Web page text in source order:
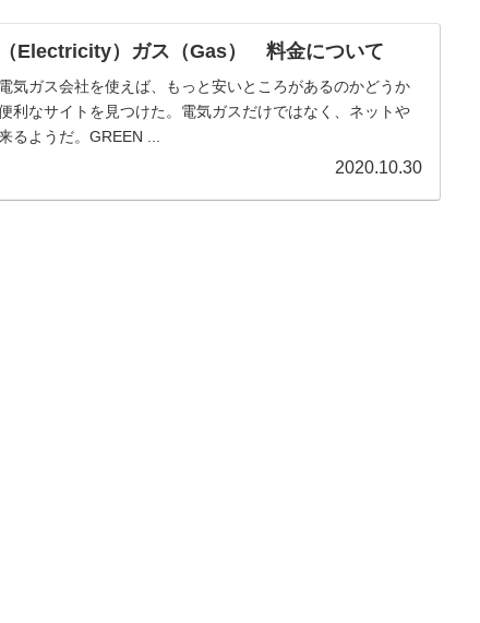
Electricity）ガス（Gas） 料金について
気ガス会社を使えば、もっと安いところがあるのかどうか
利なサイトを見つけた。電気ガスだけではなく、ネットや
るようだ。GREEN ...
2020.10.30